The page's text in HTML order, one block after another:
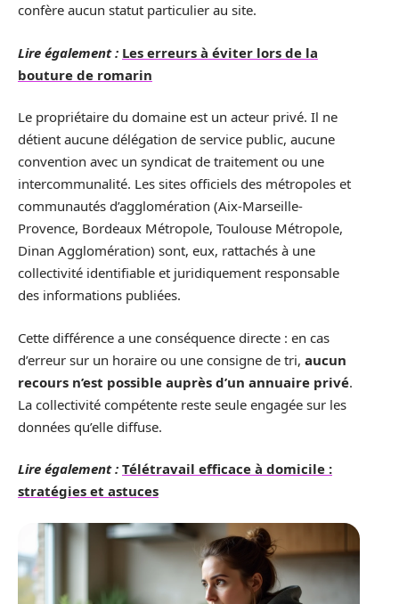
confère aucun statut particulier au site.
Lire également : Les erreurs à éviter lors de la
bouture de romarin
Le propriétaire du domaine est un acteur privé. Il ne
détient aucune délégation de service public, aucune
convention avec un syndicat de traitement ou une
intercommunalité. Les sites officiels des métropoles et
communautés d’agglomération (Aix-Marseille-
Provence, Bordeaux Métropole, Toulouse Métropole,
Dinan Agglomération) sont, eux, rattachés à une
collectivité identifiable et juridiquement responsable
des informations publiées.
Cette différence a une conséquence directe : en cas
d’erreur sur un horaire ou une consigne de tri, aucun
recours n’est possible auprès d’un annuaire privé.
La collectivité compétente reste seule engagée sur les
données qu’elle diffuse.
Lire également : Télétravail efficace à domicile :
stratégies et astuces